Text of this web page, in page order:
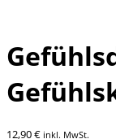
12,90€ inkl. MwSt.